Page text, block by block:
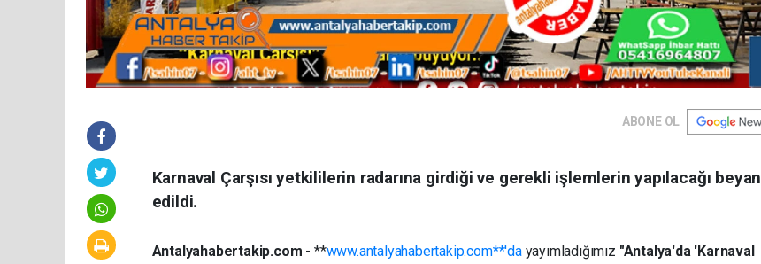
ABONE OL
Karnaval Çarşısı yetkililerin radarına girdiği ve gerekli işlemlerin yapılacağı beyan
edildi.
Antalyahabertakip.com - **www.antalyahabertakip.com**'dayayımladığımız "Antalya'da 'Karnaval